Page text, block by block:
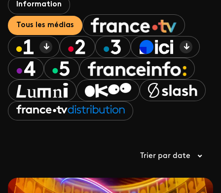
Information
Tous les médias
Trier par date